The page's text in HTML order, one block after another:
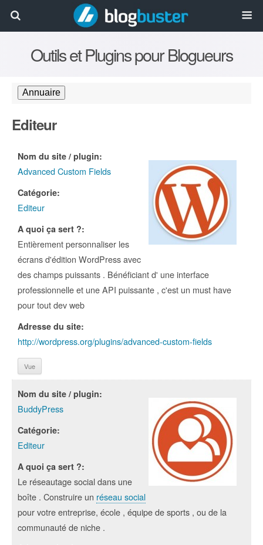
Outils et Plugins pour Blogueurs
Editeur
Nom du site / plugin:
Advanced Custom Fields
Catégorie:
Editeur
A quoi ça sert ?:
Entièrement personnaliser les
écrans d'édition WordPress avec
des champs puissants . Bénéficiant d' une interface
professionnelle et une API puissante , c'est un must have
pour tout dev web
Adresse du site:
http://wordpress.org/plugins/advanced-custom-fields
Vue
Nom du site / plugin:
BuddyPress
Catégorie:
Editeur
A quoi ça sert ?:
Le réseautage social dans une
boîte . Construire un réseau social
pour votre entreprise, école , équipe de sports , ou de la
communauté de niche .